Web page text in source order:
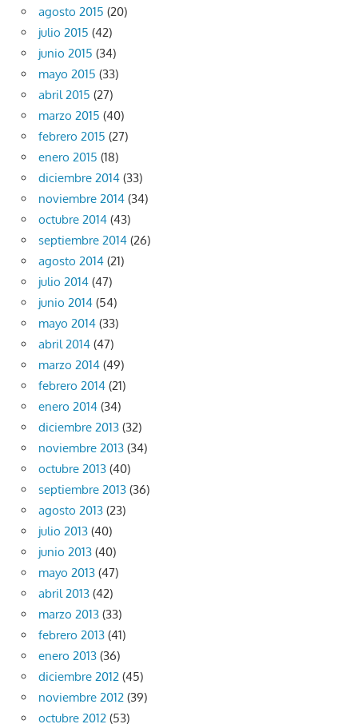
agosto 2015 (20)
julio 2015 (42)
junio 2015 (34)
mayo 2015 (33)
abril 2015 (27)
marzo 2015 (40)
febrero 2015 (27)
enero 2015 (18)
diciembre 2014 (33)
noviembre 2014 (34)
octubre 2014 (43)
septiembre 2014 (26)
agosto 2014 (21)
julio 2014 (47)
junio 2014 (54)
mayo 2014 (33)
abril 2014 (47)
marzo 2014 (49)
febrero 2014 (21)
enero 2014 (34)
diciembre 2013 (32)
noviembre 2013 (34)
octubre 2013 (40)
septiembre 2013 (36)
agosto 2013 (23)
julio 2013 (40)
junio 2013 (40)
mayo 2013 (47)
abril 2013 (42)
marzo 2013 (33)
febrero 2013 (41)
enero 2013 (36)
diciembre 2012 (45)
noviembre 2012 (39)
octubre 2012 (53)